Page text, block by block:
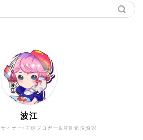
イナー/主婦ブロガー&雰囲気投資家
波江